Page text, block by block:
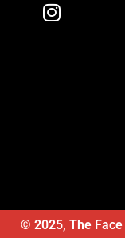
© 2025, The